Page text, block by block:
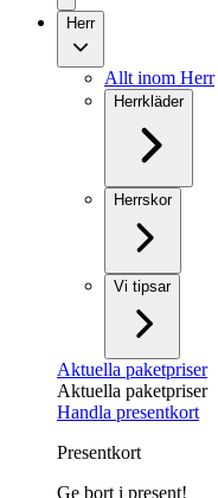
Herr
Allt inom Herr
Herrkläder
Herrskor
Vi tipsar
Aktuella paketpriser
Aktuella paketpriser
Handla presentkort
Presentkort
Ge bort i present!